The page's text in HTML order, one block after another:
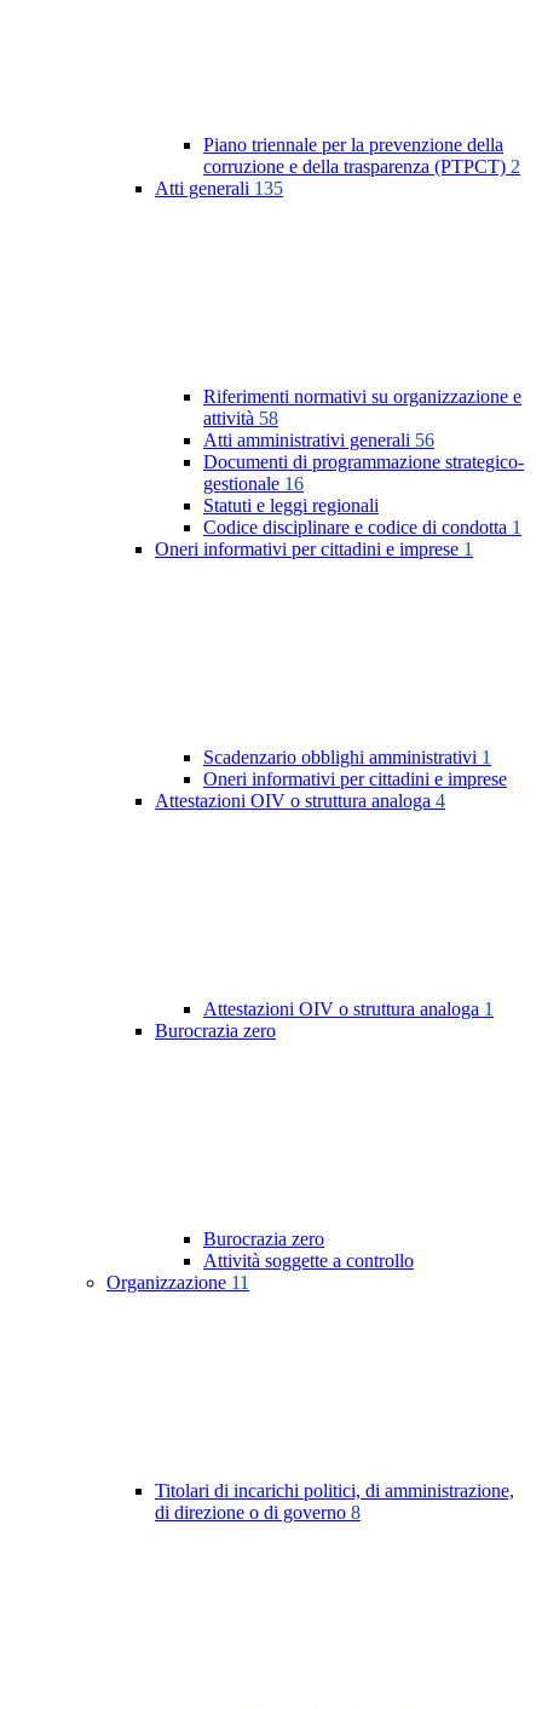
Piano triennale per la prevenzione della
corruzione e della trasparenza (PTPCT) 2
Atti generali 135
Riferimenti normativi su organizzazione e
attività 58
Atti amministrativi generali 56
Documenti di programmazione strategico-
gestionale 16
Statuti e leggi regionali
Codice disciplinare e codice di condotta 1
Oneri informativi per cittadini e imprese 1
Scadenzario obblighi amministrativi 1
Oneri informativi per cittadini e imprese
Attestazioni OIV o struttura analoga 4
Attestazioni OIV o struttura analoga 1
Burocrazia zero
Burocrazia zero
Attività soggette a controllo
Organizzazione 11
Titolari di incarichi politici, di amministrazione,
di direzione o di governo 8